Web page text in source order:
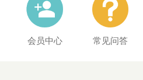
会员中心 常见问答